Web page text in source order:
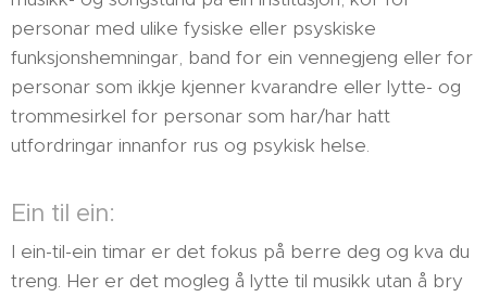
personar med ulike fysiske eller psyskiske
funksjonshemningar, band for ein vennegjeng eller for
personar som ikkje kjenner kvarandre eller lytte- og
trommesirkel for personar som har/har hatt
utfordringar innanfor rus og psykisk helse.
Ein til ein:
I ein-til-ein timar er det fokus på berre deg og kva du
treng. Her er det mogleg å lytte til musikk utan å bry